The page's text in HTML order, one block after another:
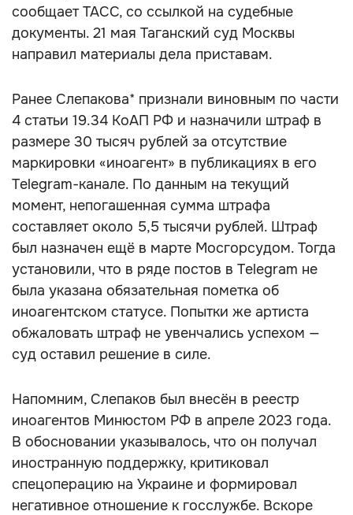
сообщает ТАСС, со ссылкой на судебные
документы. 21 мая Таганский суд Москвы
направил материалы дела приставам.
Ранее Слепакова* признали виновным по части
4 статьи 19.34 КоАП РФ и назначили штраф в
размере 30 тысяч рублей за отсутствие
маркировки «иноагент» в публикациях в его
Telegram-канале. По данным на текущий
момент, непогашенная сумма штрафа
составляет около 5,5 тысячи рублей. Штраф
был назначен ещё в марте Мосгорсудом. Тогда
установили, что в ряде постов в Telegram не
была указана обязательная пометка об
иноагентском статусе. Попытки же артиста
обжаловать штраф не увенчались успехом —
суд оставил решение в силе.
Напомним, Слепаков был внесён в реестр
иноагентов Минюстом РФ в апреле 2023 года.
В обосновании указывалось, что он получал
иностранную поддержку, критиковал
спецоперацию на Украине и формировал
негативное отношение к госслужбе. Вскоре